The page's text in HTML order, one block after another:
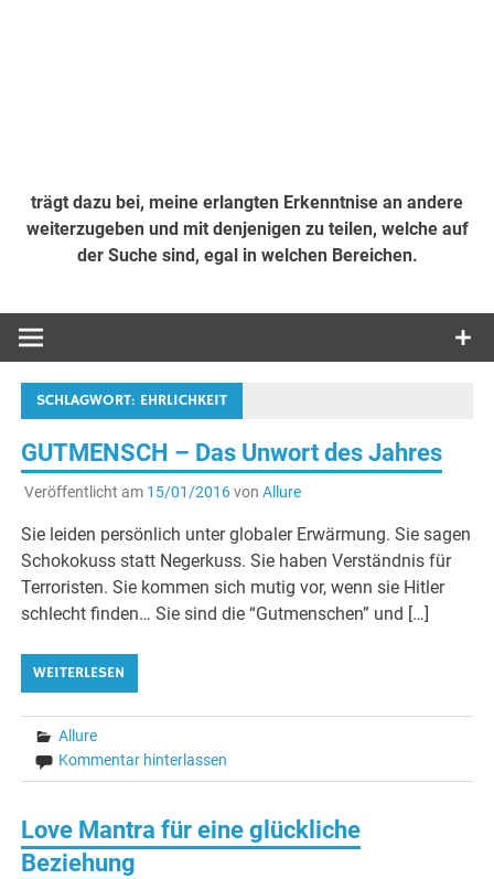
trägt dazu bei, meine erlangten Erkenntnise an andere
weiterzugeben und mit denjenigen zu teilen, welche auf
der Suche sind, egal in welchen Bereichen.
SCHLAGWORT: EHRLICHKEIT
GUTMENSCH – Das Unwort des Jahres
Veröffentlicht am 15/01/2016von Allure
Sie leiden persönlich unter globaler Erwärmung. Sie sagen
Schokokuss statt Negerkuss. Sie haben Verständnis für
Terroristen. Sie kommen sich mutig vor, wenn sie Hitler
schlecht finden… Sie sind die “Gutmenschen” und […]
WEITERLESEN
Allure
Kommentar hinterlassen
Love Mantra für eine glückliche
Beziehung